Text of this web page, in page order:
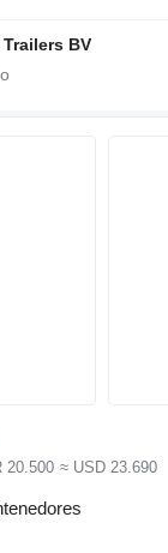
BV
20.500 ≈ USD 23.690